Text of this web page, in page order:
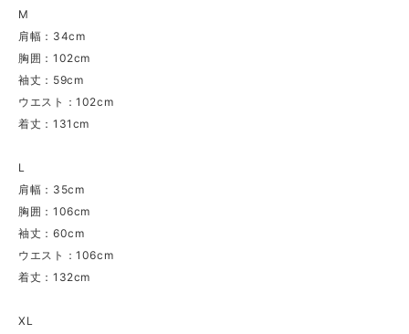
M
肩幅：34cm
胸囲：102cm
袖丈：59cm
ウエスト：102cm
着丈：131cm
L
肩幅：35cm
胸囲：106cm
袖丈：60cm
ウエスト：106cm
着丈：132cm
XL